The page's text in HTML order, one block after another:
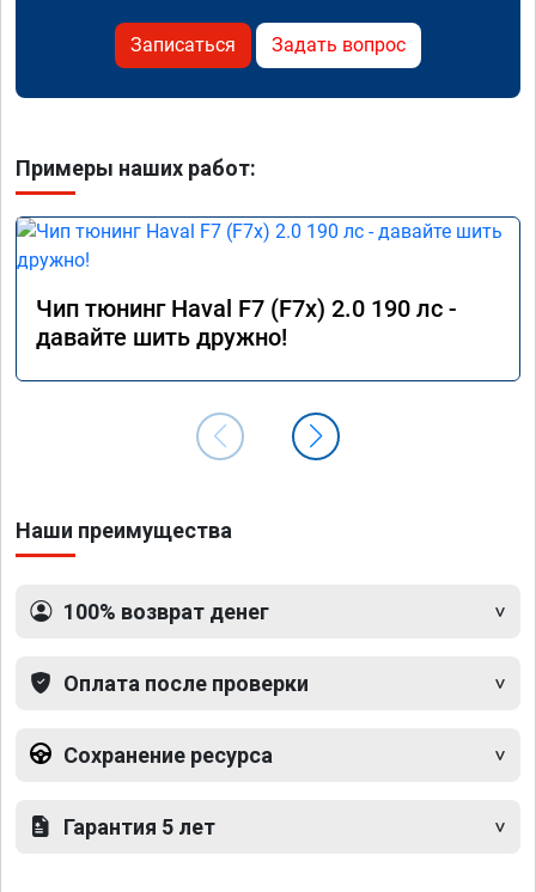
Записаться Задать вопрос
Примеры наших работ:
Чип тюнинг Haval F7 (F7x) 2.0 190 лс -
давайте шить дружно!
Наши преимущества
100% возврат денег
Оплата после проверки
Сохранение ресурса
Гарантия 5 лет